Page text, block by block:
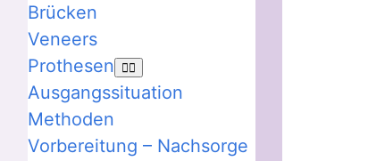
Brücken
Veneers
Prothesen
Ausgangssituation
Methoden
Vorbereitung – Nachsorge